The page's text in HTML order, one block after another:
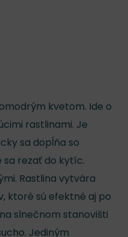
kvetom. Ide o
rastlinami. Je
sa dopĺňa so
sa rezať do kytíc.
Rastlina vytvára
ktoré sú efektné aj po
slnečnom stanovišti
Jediným